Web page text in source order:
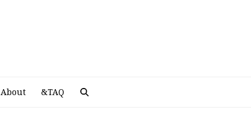
About &TAQ